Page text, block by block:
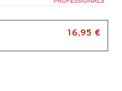
16,95 €